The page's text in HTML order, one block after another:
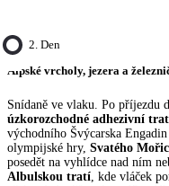
2. Den
Alpské vrcholy, jezera a
Snídaně ve vlaku. Po příjezdu
úzkorozchodné adhezivní
východního Švýcarska
olympijské hry, Svatého
posedět na vyhlídce nad ním
Albulskou tratí , kde vláček